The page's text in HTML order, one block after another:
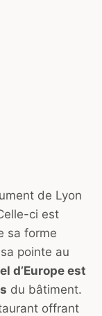
de Lyon
ci est
sa forme
pointe au
d’Europe est
du bâtiment.
offrant